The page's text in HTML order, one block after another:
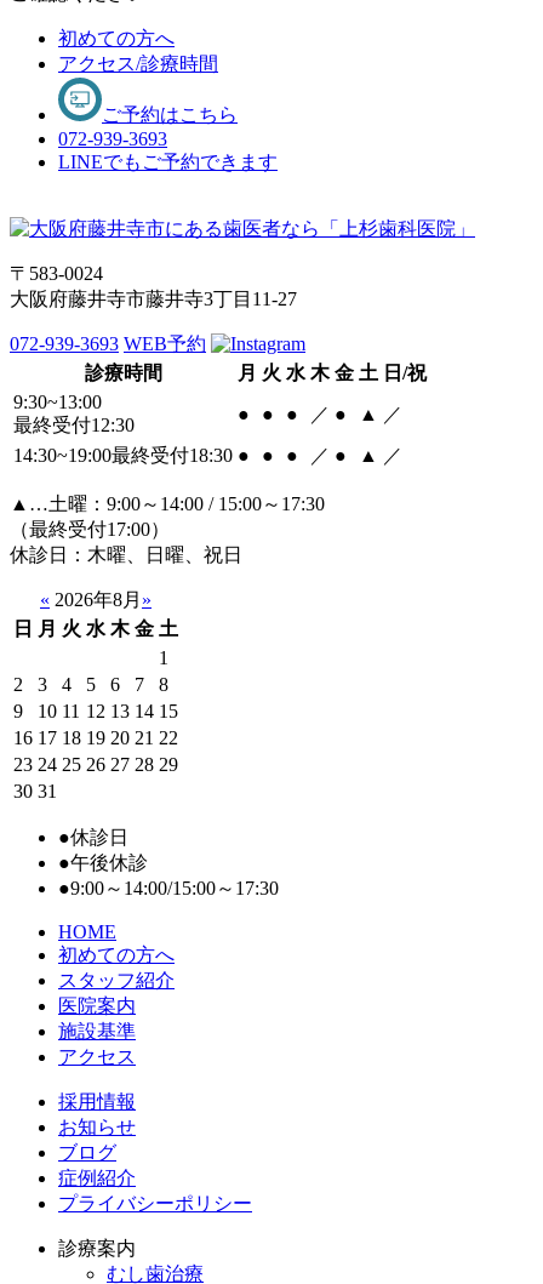
初めての方へ
アクセス/診療時間
ご予約はこちら
072-939-3693
LINEでもご予約できます
〒583-0024
大阪府藤井寺市藤井寺3丁目11-27
072-939-3693 WEB予約
診療時間
月 火 水 木 金 土 日/祝
9:30~13:00
最終受付12:30
● ● ● ／ ● ▲
／
14:30~19:00最終受付18:30 ● ● ● ／ ● ▲ ／
▲…土曜：9:00～14:00 / 15:00～17:30
（最終受付17:00）
休診日：木曜、日曜、祝日
« 2026年8月 »
日
月 火 水 木 金 土
1
2
3 4 5 6 7
8
9
10 11 12 13 14 15
16 17 18 19 20 21 22
23 24 25 26 27 28 29
30 31
●休診日
●午後休診
●9:00～14:00/15:00～17:30
HOME
初めての⽅へ
スタッフ紹介
医院案内
施設基準
アクセス
採用情報
お知らせ
ブログ
症例紹介
プライバシーポリシー
診療案内
むし歯治療